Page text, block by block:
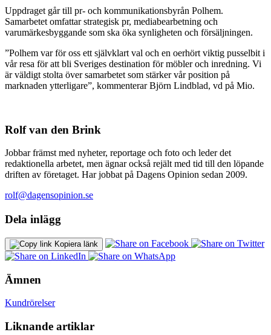
Uppdraget går till pr- och kommunikationsbyrån Polhem.
Samarbetet omfattar strategisk pr, mediabearbetning och
varumärkesbyggande som ska öka synligheten och försäljningen.
”Polhem var för oss ett självklart val och en oerhört viktig pusselbit i
vår resa för att bli Sveriges destination för möbler och inredning. Vi
är väldigt stolta över samarbetet som stärker vår position på
marknaden ytterligare”, kommenterar Björn Lindblad, vd på Mio.
Rolf van den Brink
Jobbar främst med nyheter, reportage och foto och leder det
redaktionella arbetet, men ägnar också rejält med tid till den löpande
driften av företaget. Har jobbat på Dagens Opinion sedan 2009.
rolf@dagensopinion.se
Dela inlägg
Kopiera länk
Ämnen
Kundrörelser
Liknande artiklar